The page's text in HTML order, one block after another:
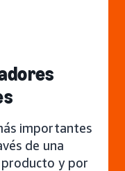
importantes
de una
y por